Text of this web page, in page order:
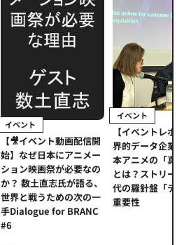
イベント
【🎥イベント動画配信開
始】なぜ日本にアニメー
ション映画祭が必要なの
か？ 数土直志氏が語る、
世界と戦うための次の一
手Dialogue for BRANC
#6
イベント
【イベントレポ
界的データ企業
本アニメの「真
とは？ストリー
代の羅針盤「デ
重要性